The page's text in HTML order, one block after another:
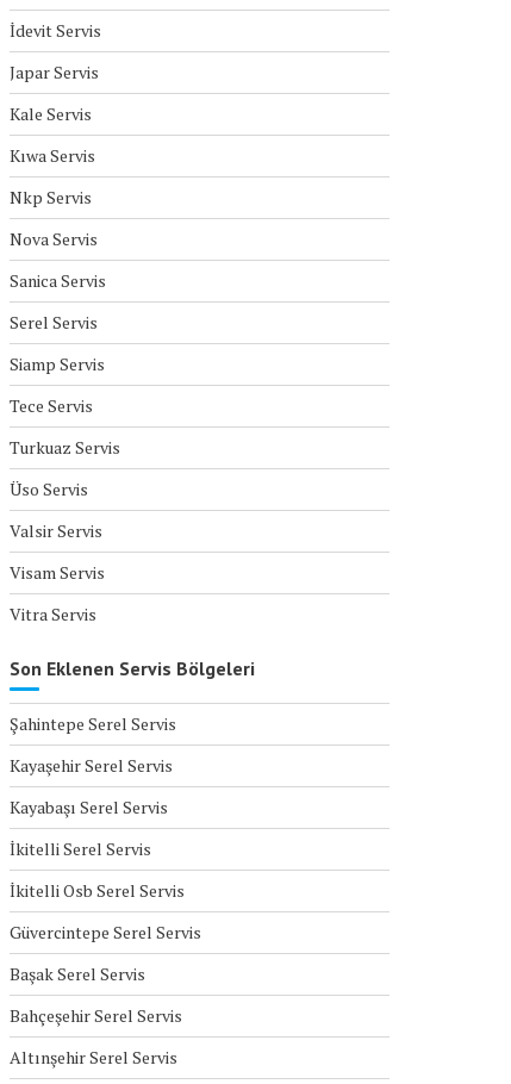
İdevit Servis
Japar Servis
Kale Servis
Kıwa Servis
Nkp Servis
Nova Servis
Sanica Servis
Serel Servis
Siamp Servis
Tece Servis
Turkuaz Servis
Üso Servis
Valsir Servis
Visam Servis
Vitra Servis
Son Eklenen Servis Bölgeleri
Şahintepe Serel Servis
Kayaşehir Serel Servis
Kayabaşı Serel Servis
İkitelli Serel Servis
İkitelli Osb Serel Servis
Güvercintepe Serel Servis
Başak Serel Servis
Bahçeşehir Serel Servis
Altınşehir Serel Servis